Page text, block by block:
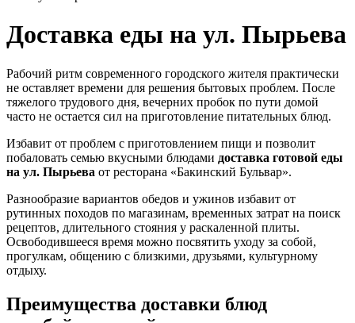
Доставка еды на ул. Пырьева
Рабочий ритм современного городского жителя практически
не оставляет времени для решения бытовых проблем. После
тяжелого трудового дня, вечерних пробок по пути домой
часто не остается сил на приготовление питательных блюд.
Избавит от проблем с приготовлением пищи и позволит
побаловать семью вкусными блюдами доставка готовой еды
на ул. Пырьева от ресторана «Бакинский Бульвар».
Разнообразие вариантов обедов и ужинов избавит от
рутинных походов по магазинам, временных затрат на поиск
рецептов, длительного стояния у раскаленной плиты.
Освободившееся время можно посвятить уходу за собой,
прогулкам, общению с близкими, друзьями, культурному
отдыху.
Преимущества доставки блюд